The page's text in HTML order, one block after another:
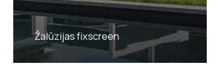
Žalūzijas fixscreen